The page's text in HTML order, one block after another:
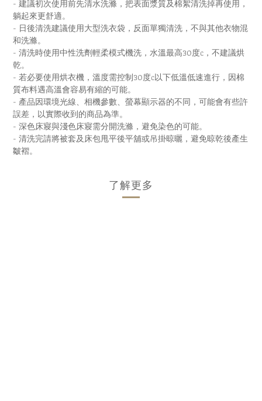
- 建議初次使用前先清水洗滌，把表面漿質及棉絮清洗掉再使用，
躺起來更舒適。
- 日後清洗建議使用大型洗衣袋，反面單獨清洗，不與其他衣物混
和洗滌。
- 清洗時使用中性洗劑輕柔模式機洗，水溫最高30度c，不建議烘
乾。
- 若必要使用烘衣機，溫度需控制30度c以下低溫低速進行，因棉
質布料遇高溫會容易有縮的可能。
- 產品因環境光線、相機參數、螢幕顯示器的不同，可能會有些許
誤差，以實際收到的商品為準。
- 深色床寢與淺色床寢需分開洗滌，避免染色的可能。
- 清洗完請將被套及床包甩平後平舖或吊掛晾曬，避免晾乾後產生
皺褶。
了解更多